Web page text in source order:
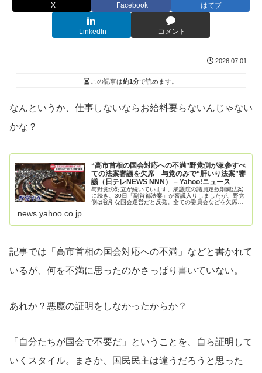
X Facebook はてブ
LinkedIn コメント
2026.07.01
この記事は約1分で読めます。
なんというか、仕事しないならお給料要らないんじゃない
かな？
“高市首相の国会対応への不満”野党側が衆参すべ
ての法案審議を欠席 与党のみで“肝いり法案”審
議（日テレNEWS NNN） – Yahoo!ニュース
与野党の対立が続いています。衆議院の議員定数削減法案
に続き、30日「副首都法案」が審議入りしましたが、野党
側は強引な国会運営だと反発。全ての委員会などを欠席す
news.yahoo.co.jp
記事では「高市首相の国会対応への不満」などと書かれて
いるが、何を不満に思ったのかさっぱり書いていない。
あれか？悪魔の証明をしなかったからか？
「自分たちが国会で不要だ」ということを、自ら証明して
いくスタイル。まさか、国民民主は違うだろうと思った